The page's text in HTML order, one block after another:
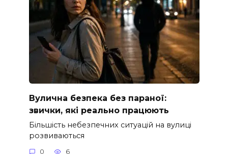
Вулична безпека без параної:
звички, які реально працюють
Більшість небезпечних ситуацій на вулиці
розвиваються
0 6